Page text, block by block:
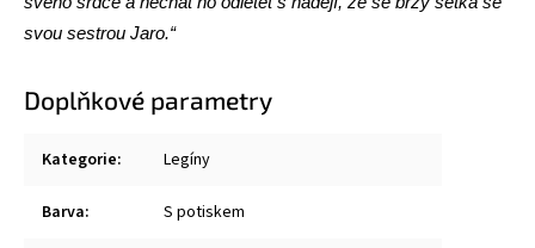
svou sestrou Jaro.“
Doplňkové parametry
Kategorie: Legíny
Barva: S potiskem